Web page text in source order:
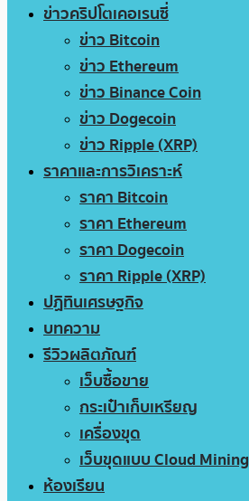
ข่าวคริปโตเคอเรนซี่
ข่าว Bitcoin
ข่าว Ethereum
ข่าว Binance Coin
ข่าว Dogecoin
ข่าว Ripple (XRP)
ราคาและการวิเคราะห์
ราคา Bitcoin
ราคา Ethereum
ราคา Dogecoin
ราคา Ripple (XRP)
ปฏิทินเศรษฐกิจ
บทความ
รีวิวผลิตภัณฑ์
เว็บซื้อขาย
กระเป๋าเก็บเหรียญ
เครื่องขุด
เว็บขุดแบบ Cloud Mining
ห้องเรียน